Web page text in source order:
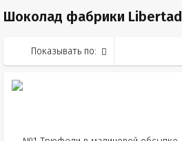
Шоколад фабрики Libertad
Показывать по: